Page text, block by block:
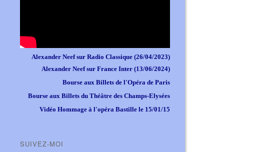
Alexander Neef sur Radio Classique (26/04/2023)
Alexander Neef sur France Inter (13/06/2024)
Bourse aux Billets de l'Opéra de Paris
Bourse aux Billets du Théâtre des Champs-Elysées
Vidéo Hommage à l'opéra Bastille le 15/01/15
SUIVEZ-MOI